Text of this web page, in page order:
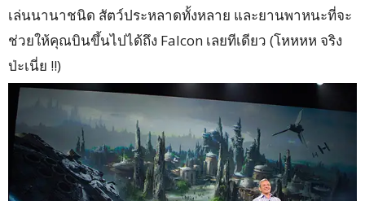
เล่นนานาชนิด สัตว์ประหลาดทั้งหลาย และยานพาหนะที่จะ
ช่วยให้คุณบินขึ้นไปได้ถึง Falcon เลยทีเดียว (โหหหห จริง
ป่ะเนี่ย !!)